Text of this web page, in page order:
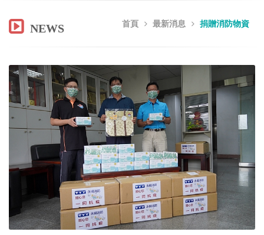
首頁 最新消息 捐贈消防物資
NEWS